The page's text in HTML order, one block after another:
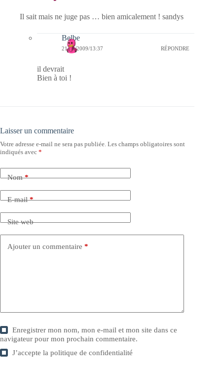
Il sait mais ne juge pas … bien amicalement ! sandys
Belbe
21/11/2009/13:37 RÉPONDRE
il devrait
Bien à toi !
Laisser un commentaire
Votre adresse e-mail ne sera pas publiée. Les champs obligatoires sont
indiqués avec *
Nom*
E-mail*
Site web
Ajouter un commentaire *
Enregistrer mon nom, mon e-mail et mon site dans ce
navigateur pour mon prochain commentaire.
J’accepte lapolitique de confidentialité